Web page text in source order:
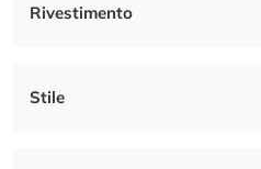
Rivestimento
Stile